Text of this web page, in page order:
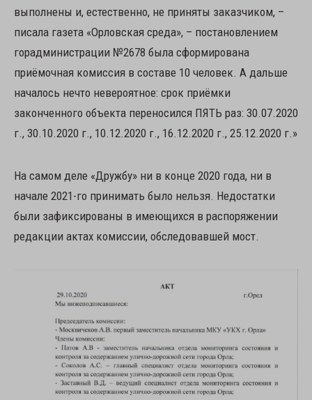
выполнены и, естественно, не приняты заказчиком, –
писала газета «Орловская среда», – постановлением
горадминистрации №2678 была сформирована
приёмочная комиссия в составе 10 человек. А дальше
началось нечто невероятное: срок приёмки
законченного объекта переносился ПЯТЬ раз: 30.07.2020
г., 30.10.2020 г., 10.12.2020 г., 16.12.2020 г., 25.12.2020 г.»
На самом деле «Дружбу» ни в конце 2020 года, ни в
начале 2021-го принимать было нельзя. Недостатки
были зафиксированы в имеющихся в распоряжении
редакции актах комиссии, обследовавшей мост.